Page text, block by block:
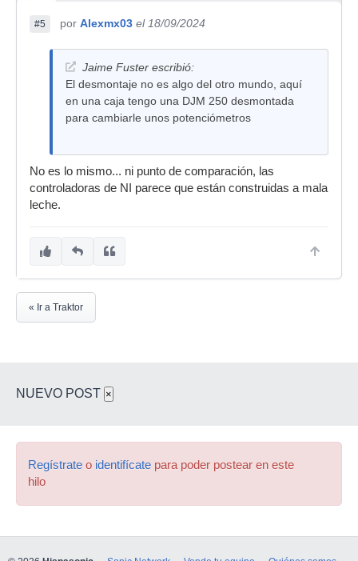
#5 por Alexmx03 el 18/09/2024
Jaime Fuster escribió:
El desmontaje no es algo del otro mundo, aquí
en una caja tengo una DJM 250 desmontada
para cambiarle unos potenciómetros
No es lo mismo... ni punto de comparación, las
controladoras de NI parece que están construidas a mala
leche.
« Ir a Traktor
NUEVO POST ×
Regístrate o identifícate para poder postear en este
hilo